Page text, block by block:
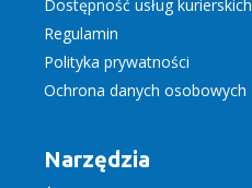
Dostępność usług kurierskich
Regulamin
Polityka prywatności
Ochrona danych osobowych
Narzędzia